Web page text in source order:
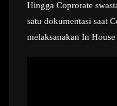
Hingga Coprorate
satu dokumentasi saat
melaksanakan In